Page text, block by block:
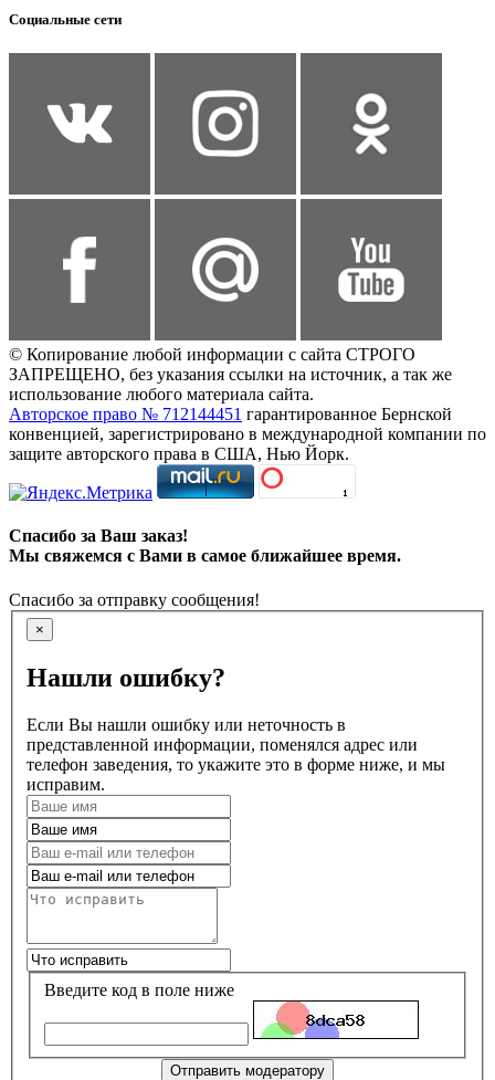
Социальные сети
© Копирование любой информации с сайта СТРОГО
ЗАПРЕЩЕНО, без указания ссылки на источник, а так же
использование любого материала сайта.
Авторское право № 712144451 гарантированное Бернской
конвенцией, зарегистрировано в международной компании по
защите авторского права в США, Нью Йорк.
Спасибо за Ваш заказ!
Мы свяжемся с Вами в самое ближайшее время.
Спасибо за отправку сообщения!
×
Нашли ошибку?
Если Вы нашли ошибку или неточность в
представленной информации, поменялся адрес или
телефон заведения, то укажите это в форме ниже, и мы
исправим.
Введите код в поле ниже
Отправить модератору